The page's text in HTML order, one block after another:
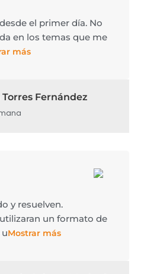
el primer día. No
en los temas que me
más
Fernández
y resuelven.
un formato de
Mostrar más